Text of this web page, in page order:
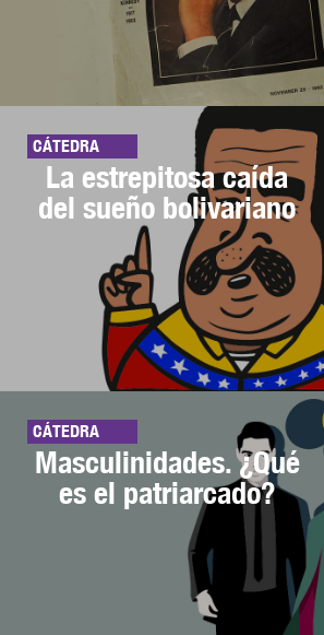
CÁTEDRA
La estrepitosa caída
del sueño bolivariano
CÁTEDRA
Masculinidades. ¿Qué
es el patriarcado?